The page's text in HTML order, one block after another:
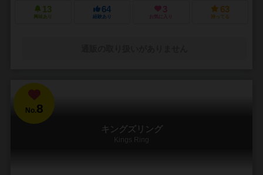
13
興味あり
64
経験あり
3
お気に入り
63
持ってる
No.8
キングズリング
Kings Ring